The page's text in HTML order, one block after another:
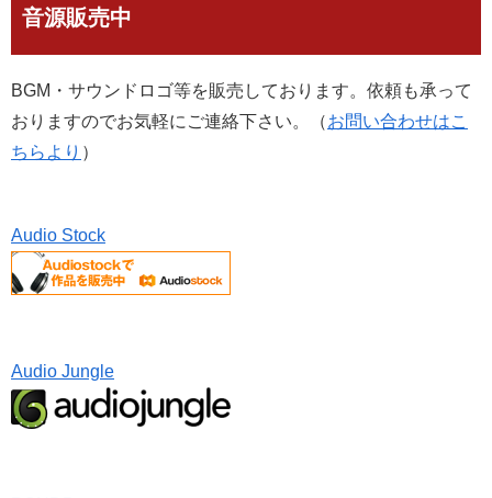
音源販売中
BGM・サウンドロゴ等を販売しております。依頼も承って
おりますのでお気軽にご連絡下さい。（お問い合わせはこ
ちらより ）
Audio Stock
Audio Jungle